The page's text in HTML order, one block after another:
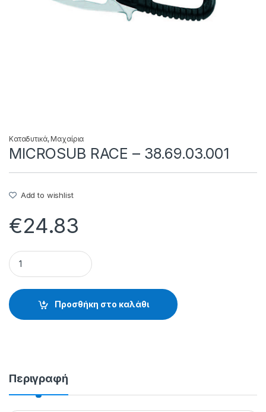
Καταδυτικά,Μαχαίρια
MICROSUB RACE – 38.69.03.001
Add to wishlist
€24.83
MICROSUB RACE - 38.69.03.001 quantity
Προσθήκη στο καλάθι
Περιγραφή